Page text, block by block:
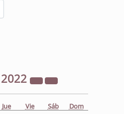
2022
Jue Vie Sáb Dom